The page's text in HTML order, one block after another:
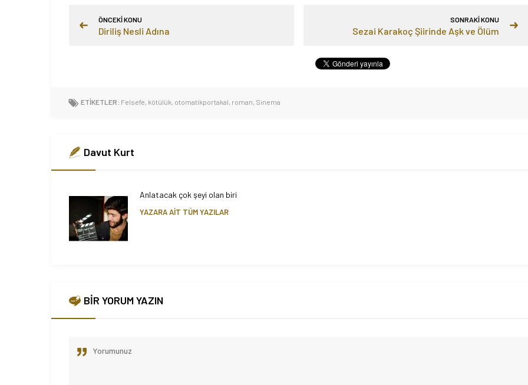
ÖNCEKİ KONU
Diriliş Nesli Adına
SONRAKİ KONU
Sezai Karakoç Şiirinde Aşk ve Ölüm
ETİKETLER: Felsefe, kötülük, otomatikportakal, roman, Sinema
Davut Kurt
Anlatacak çok şeyi olan biri
YAZARA AİT TÜM YAZILAR
BİR YORUM YAZIN